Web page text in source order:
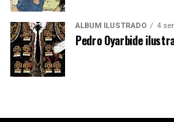
ÁLBUM ILUSTRADO 4
Pedro Oyarbide